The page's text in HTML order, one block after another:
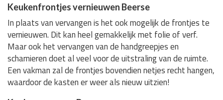
Keukenfrontjes vernieuwen Beerse
In plaats van vervangen is het ook mogelijk de frontjes te
vernieuwen. Dit kan heel gemakkelijk met folie of verf.
Maar ook het vervangen van de handgreepjes en
scharnieren doet al veel voor de uitstraling van de ruimte.
Een vakman zal de frontjes bovendien netjes recht hangen,
waardoor de kasten er weer als nieuw uitzien!